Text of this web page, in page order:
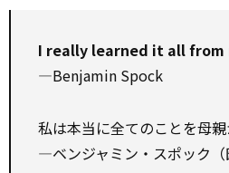
I really learned it all from
—Benjamin Spock
私は本当に全てのことを母親
—ベンジャミン・スポック（